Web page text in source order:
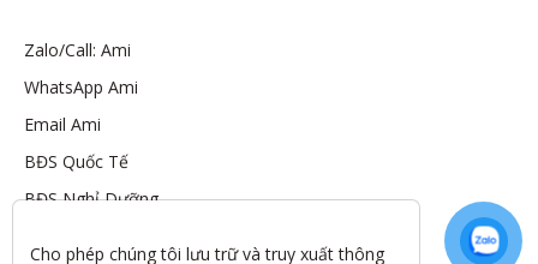
Zalo/Call: Ami
WhatsApp Ami
Email Ami
BĐS Quốc Tế
BĐS Nghỉ Dưỡng
Cho phép chúng tôi lưu trữ và truy xuất thông